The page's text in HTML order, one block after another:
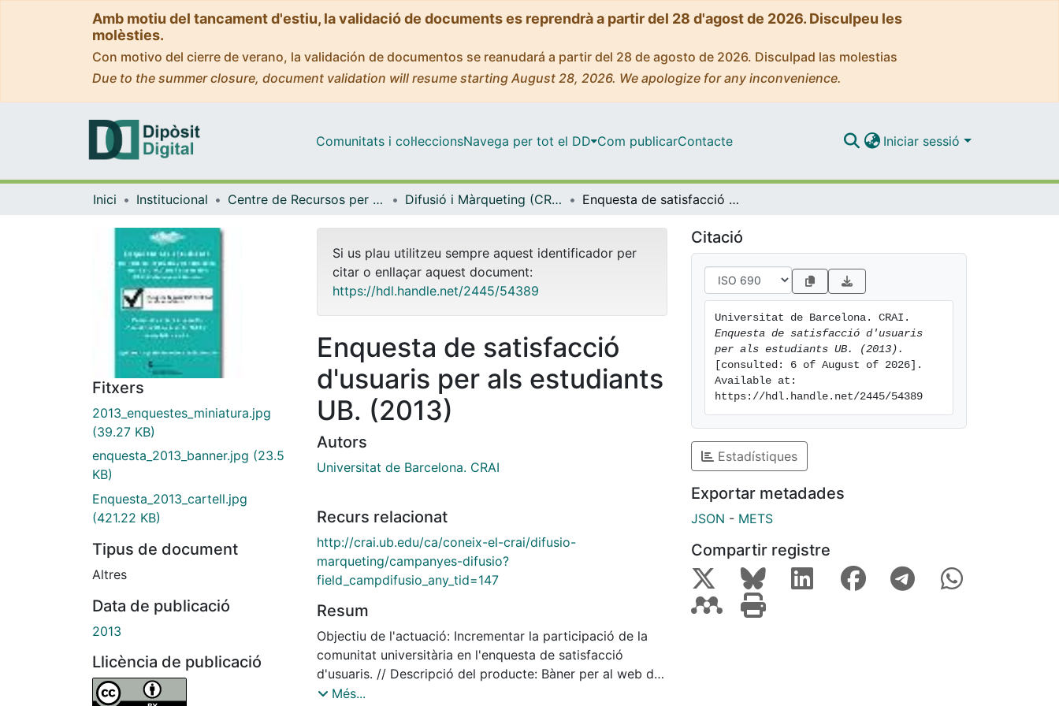
Amb motiu del tancament d'estiu, la validació de documents es reprendrà a partir del 28 d'agost de 2026. Disculpeu les
molèsties.
Con motivo del cierre de verano, la validación de documentos se reanudará a partir del 28 de agosto de 2026. Disculpad las molestias
Due to the summer closure, document validation will resume starting August 28, 2026. We apologize for any inconvenience.
Comunitats i col·leccionsNavega per tot el DD Com publicarContacte Iniciar sessió
Inici Institucional Centre de Recursos per a l'Aprenentatge i la Investigació (CRAI-UB) - Institucional Difusió i Màrqueting (CRAI-UB) Enquesta de satisfacció d'usuaris per als estudiants UB. (2013)
Fitxers
2013_enquestes_miniatura.jpg
(39.27 KB)
enquesta_2013_banner.jpg (23.5
KB)
Enquesta_2013_cartell.jpg
(421.22 KB)
Tipus de document
Altres
Data de publicació
2013
Llicència de publicació
Si us plau utilitzeu sempre aquest identificador per
citar o enllaçar aquest document:
https://hdl.handle.net/2445/54389
Enquesta de satisfacció
d'usuaris per als estudiants
UB. (2013)
Autors
Universitat de Barcelona. CRAI
Recurs relacionat
http://crai.ub.edu/ca/coneix-el-crai/difusio-
marqueting/campanyes-difusio?
field_campdifusio_any_tid=147
Resum
Objectiu de l'actuació: Incrementar la participació de la
comunitat universitària en l'enquesta de satisfacció
d'usuaris. // Descripció del producte: Bàner per al web del
CRAI i Cartell per promoure les enquestes des dels CRAI
Més...
Citació
Enquesta de satisfacció d'usuaris
per als estudiants UB. (2013).
[consulted: 6 of August of 2026].
Available at:
https://hdl.handle.net/2445/54389
Estadístiques
Exportar metadades
JSON - METS
Compartir registre